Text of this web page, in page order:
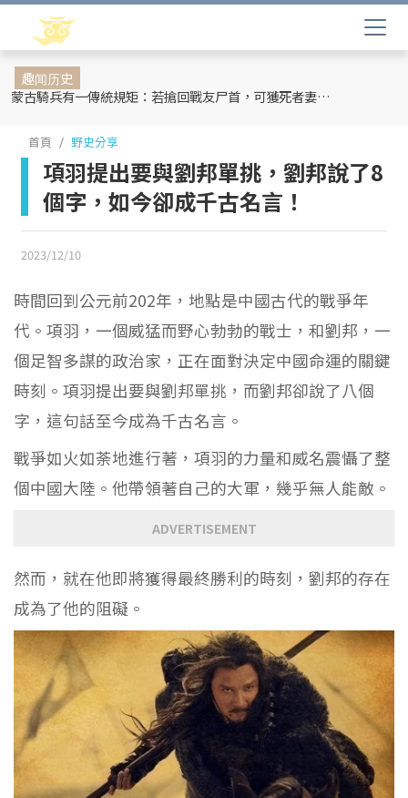
趣闻历史
蒙古騎兵有一傳統規矩：若搶回戰友尸首，可獲死者妻妾和全部牲畜
首頁 野史分享
項羽提出要與劉邦單挑，劉邦說了8
個字，如今卻成千古名言！
2023/12/10
時間回到公元前202年，地點是中國古代的戰爭年
代。項羽，一個威猛而野心勃勃的戰士，和劉邦，一
個足智多謀的政治家，正在面對決定中國命運的關鍵
時刻。項羽提出要與劉邦單挑，而劉邦卻說了八個
字，這句話至今成為千古名言。
戰爭如火如荼地進行著，項羽的力量和威名震懾了整
個中國大陸。他帶領著自己的大軍，幾乎無人能敵。
ADVERTISEMENT
然而，就在他即將獲得最終勝利的時刻，劉邦的存在
成為了他的阻礙。